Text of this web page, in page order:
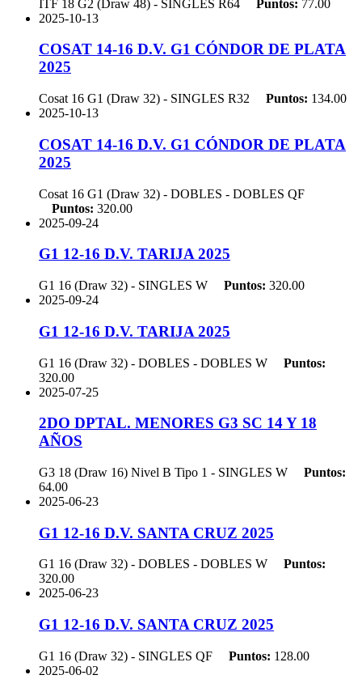
ITF 18 G2 (Draw 48) - SINGLES R64 Puntos: 77.00
2025-10-13
COSAT 14-16 D.V. G1 CÓNDOR DE PLATA
2025
Cosat 16 G1 (Draw 32) - SINGLES R32 Puntos: 134.00
2025-10-13
COSAT 14-16 D.V. G1 CÓNDOR DE PLATA
2025
Cosat 16 G1 (Draw 32) - DOBLES - DOBLES QF
Puntos: 320.00
2025-09-24
G1 12-16 D.V. TARIJA 2025
G1 16 (Draw 32) - SINGLES W Puntos: 320.00
2025-09-24
G1 12-16 D.V. TARIJA 2025
G1 16 (Draw 32) - DOBLES - DOBLES W
Puntos:
320.00
2025-07-25
2DO DPTAL. MENORES G3 SC 14 Y 18
AÑOS
G3 18 (Draw 16) Nivel B Tipo 1 - SINGLES W
Puntos:
64.00
2025-06-23
G1 12-16 D.V. SANTA CRUZ 2025
G1 16 (Draw 32) - DOBLES - DOBLES W
Puntos:
320.00
2025-06-23
G1 12-16 D.V. SANTA CRUZ 2025
G1 16 (Draw 32) - SINGLES QF Puntos: 128.00
2025-06-02